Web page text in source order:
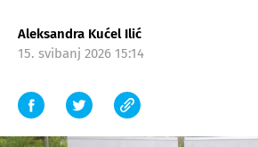
Aleksandra Kućel Ilić
15. svibanj 2026 15:14